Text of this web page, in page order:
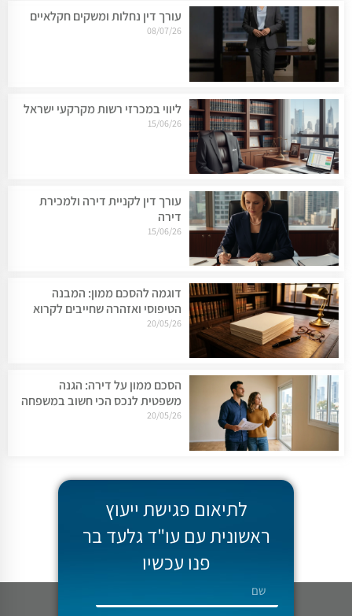
עורך דין נחלות ומשקים חקלאיים
08/07/26
ליווי במכרזי רשות מקרקעי ישראל
15/06/26
עורך דין לקניית דירה ולמכירת
דירה
15/06/26
דוגמה להסכם ממון: המבנה
הטיפוסי ואזהרה שחייבים לקרוא
20/05/26
הסכם ממון על דירה: הגנה
משפטית לנכס הכי חשוב במשפחה
20/05/26
לתיאום פגישת ייעוץ
ראשונית עם עו"ד גלעד בר
פנו עכשיו